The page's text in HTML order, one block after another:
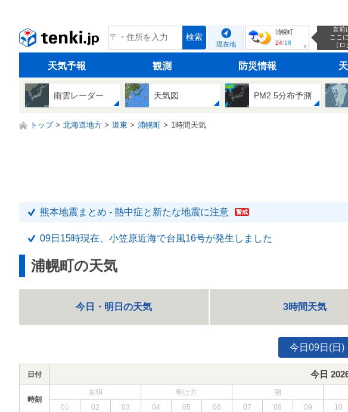
tenki.jp 検索
現在地
浦幌町
24/18 ｘ
直前
ここ
（
天気予報 観測 防災情報
雨雲レーダー 天気図 PM2.5分布予測
トップ 北海道地方 道東 浦幌町 1時間天気
熊本地震まとめ - 熱中症と新たな地震に注意 警戒
09日15時現在、小笠原近海で台風16号が発生しました
浦幌町の天気
今日・明日の天気 3時間天気
今日09日(日)
日付 今日
時刻
未明 明け方 朝
01
02 03 04 05 06 07 08 09 10